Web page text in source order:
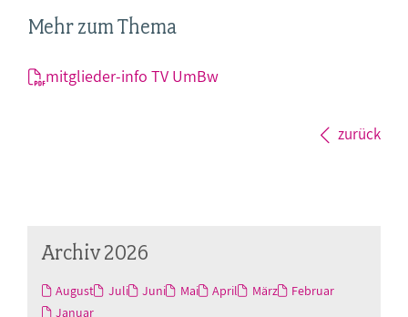
Mehr zum Thema
mitglieder-info TV UmBw
zurück
Archiv 2026
August Juli Juni Mai April März
Februar
Januar